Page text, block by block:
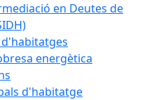
en Deutes de
energètica
d'habitatge